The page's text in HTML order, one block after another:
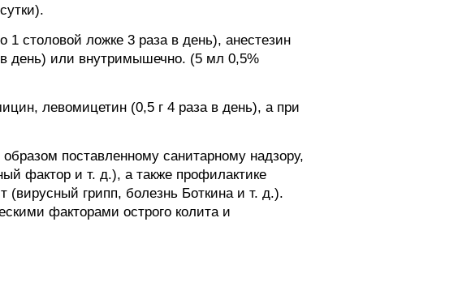
1 столовой ложке 3 раза в день), анестезин
в день) или внутримышечно. (5 мл 0,5%
левомицетин (0,5 г 4 раза в день), а при
поставленному санитарному надзору,
фактор и т. д.), а также профилактике
грипп, болезнь Боткина и т. д.).
факторами острого колита и